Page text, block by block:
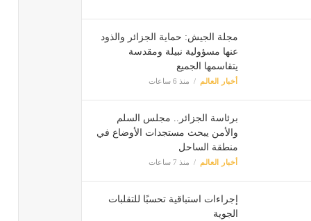
مجلة الجيش: حماية الجزائر والذود
عنها مسؤولية نبيلة ومقدسة
يتقاسمها الجميع
أخبار العالم منذ 6 ساعات
برئاسة الجزائر.. مجلس السلم
والأمن يبحث مستجدات الأوضاع في
منطقة الساحل
أخبار العالم منذ 7 ساعات
إجراءات استباقية تحسبًا للتقلبات
الجوية